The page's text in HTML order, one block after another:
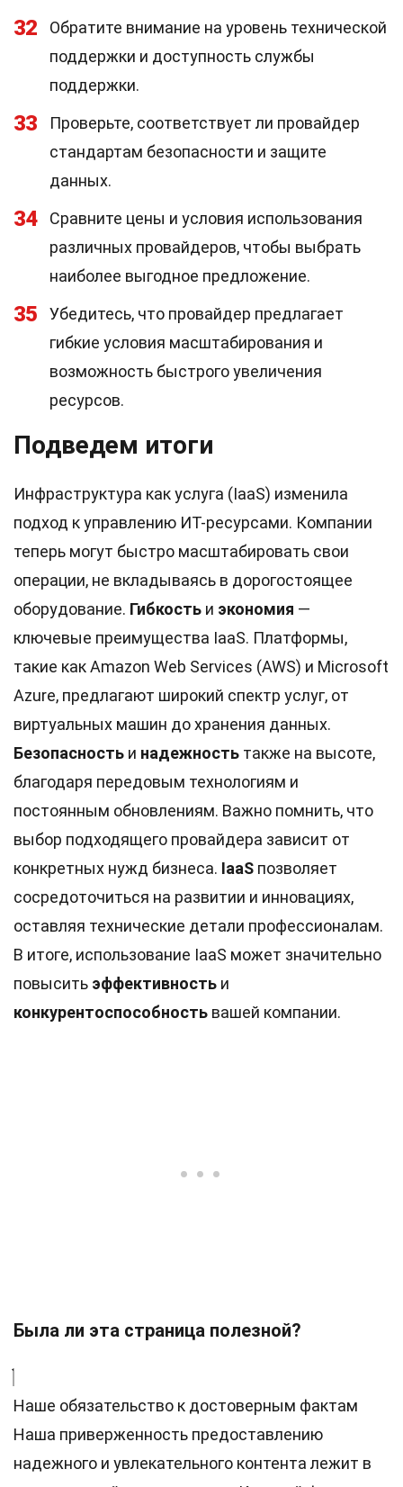
32
Обратите внимание на уровень технической
поддержки и доступность службы
поддержки.
33
Проверьте, соответствует ли провайдер
стандартам безопасности и защите
данных.
34
Сравните цены и условия использования
различных провайдеров, чтобы выбрать
наиболее выгодное предложение.
35
Убедитесь, что провайдер предлагает
гибкие условия масштабирования и
возможность быстрого увеличения
ресурсов.
Подведем итоги
Инфраструктура как услуга (IaaS) изменила
подход к управлению ИТ-ресурсами. Компании
теперь могут быстро масштабировать свои
операции, не вкладываясь в дорогостоящее
оборудование. Гибкость и экономия —
ключевые преимущества IaaS. Платформы,
такие как Amazon Web Services (AWS) и Microsoft
Azure, предлагают широкий спектр услуг, от
виртуальных машин до хранения данных.
Безопасность и надежность также на высоте,
благодаря передовым технологиям и
постоянным обновлениям. Важно помнить, что
выбор подходящего провайдера зависит от
конкретных нужд бизнеса. IaaS позволяет
сосредоточиться на развитии и инновациях,
оставляя технические детали профессионалам.
В итоге, использование IaaS может значительно
повысить эффективность и
конкурентоспособность вашей компании.
Была ли эта страница полезной?
Наше обязательство к достоверным фактам
Наша приверженность предоставлению
надежного и увлекательного контента лежит в